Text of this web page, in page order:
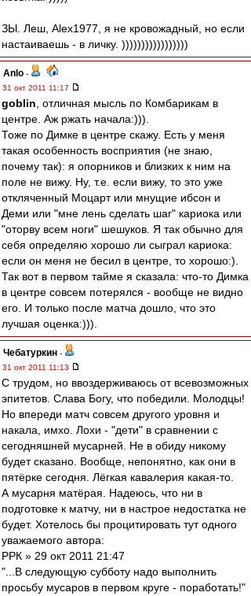
ЗЫ. Леш, Alex1977, я не кровожадный, но если
настаиваешь - в личку. )))))))))))))))))
Anlo -
31 окт 2011 11:17
goblin , отличная мысль по Комбарикам в
центре. Аж ржать начала:))).
Тоже по Димке в центре скажу. Есть у меня
такая особенность восприятия (не знаю,
почему так): я опорников и близких к ним на
поле не вижу. Ну, т.е. если вижу, то это уже
откляченный Моцарт или мнущие ибсон и
Деми или "мне лень сделать шаг" кариока или
"оторву всем ноги" шешуков. Я так обычно для
себя определяю хорошо ли сыграл кариока:
если он меня не бесил в центре, то хорошо:).
Так вот в первом тайме я сказала: что-то Димка
в центре совсем потерялся - вообще не видно
его. И только после матча дошло, что это
лучшая оценка:))).
Чебатуркин -
31 окт 2011 11:13
С трудом, но ввоздерживаюсь от всевозможных
эпитетов. Слава Богу, что победили. Молодцы!
Но впереди матч совсем другого уровня и
накала, имхо. Лохи - "дети" в сравнении с
сегодняшней мусарней. Не в обиду никому
будет сказано. Вообще, непонятно, как они в
пятёрке сегодня. Лёгкая кавалерия какая-то.
А мусарня матёрая. Надеюсь, что ни в
подготовке к матчу, ни в настрое недостатка не
будет. Хотелось бы процитировать тут одного
уважаемого автора:
РРК » 29 окт 2011 21:47
"...В следующую субботу надо выполнить
просьбу мусаров в первом круге - поработать!"